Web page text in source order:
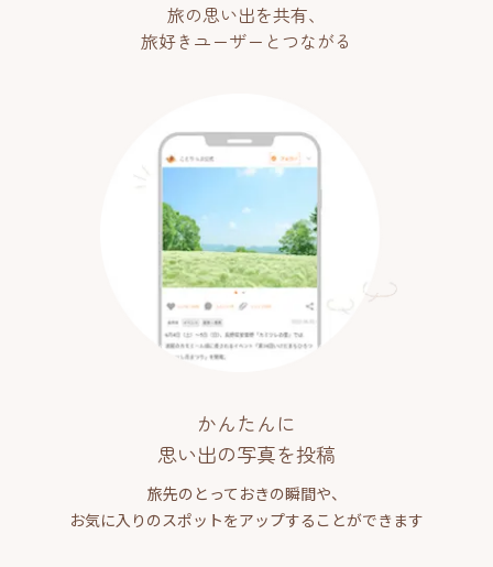
旅の思い出を共有、
旅好きユーザーとつながる
かんたんに
思い出の写真を投稿
旅先のとっておきの瞬間や、
お気に入りのスポットをアップすることができます